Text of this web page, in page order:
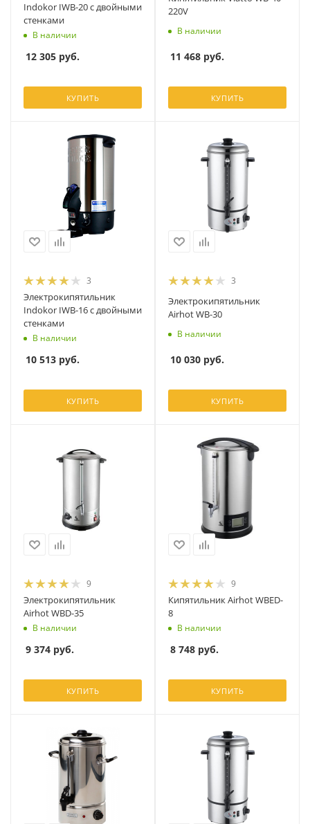
Indokor IWB-20 с двойными
стенками
В наличии
12 305 руб.
КУПИТЬ
220V
В наличии
11 468 руб.
КУПИТЬ
3
Электрокипятильник
Indokor IWB-16 с двойными
стенками
В наличии
10 513 руб.
КУПИТЬ
3
Электрокипятильник
Airhot WB-30
В наличии
10 030 руб.
КУПИТЬ
9
Электрокипятильник
Airhot WBD-35
В наличии
9 374 руб.
КУПИТЬ
9
Кипятильник Airhot WBED-
8
В наличии
8 748 руб.
КУПИТЬ